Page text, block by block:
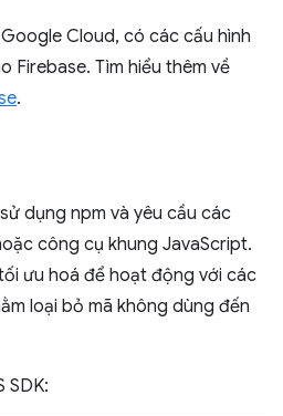
Cloud, có các cấu hình
Firebase. Tìm hiểu thêm về
.
dụng npm và yêu cầu các
công cụ khung JavaScript.
ưu hoá để hoạt động với các
loại bỏ mã không dùng đến
SDK: